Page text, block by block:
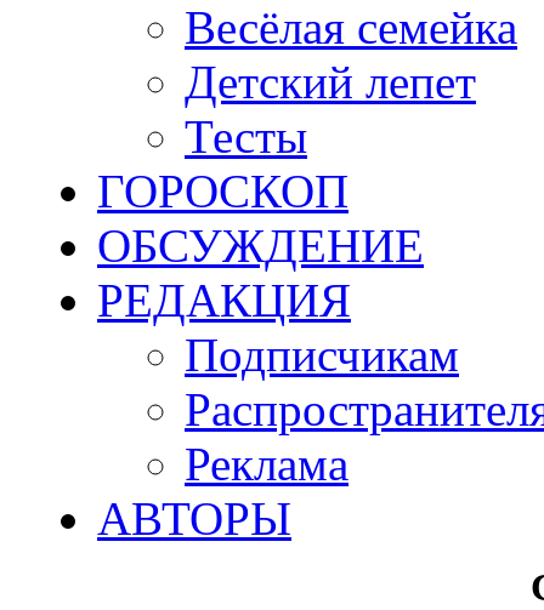
Весёлая семейка
Детский лепет
Тесты
ГОРОСКОП
ОБСУЖДЕНИЕ
РЕДАКЦИЯ
Подписчикам
Реклама
АВТОРЫ